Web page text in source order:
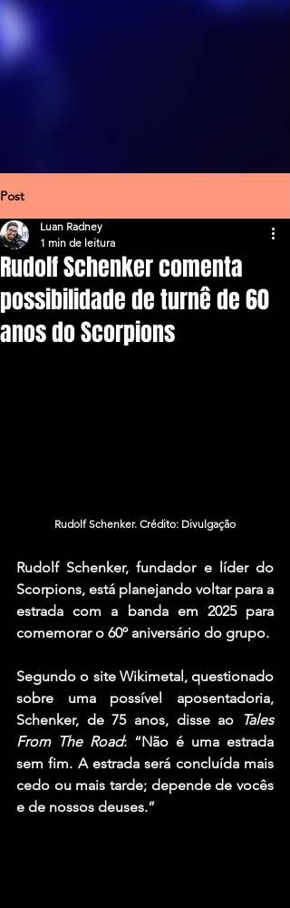
Post
Rudolf Schenker comenta
possibilidade de turnê de 60
anos do Scorpions
Luan Radney
1 min de leitura
Rudolf Schenker. Crédito: Divulgação
Rudolf Schenker,
Scorpions, está planejando voltar para a
estrada com a banda em 2025 para
comemorar o 60º aniversário do grupo.
Segundo o site Wikimetal, questionado
sobre uma possível aposentadoria,
Schenker, de 75 anos, disse ao Tales
From The Road: “Não é uma estrada
sem fim. A estrada será concluída mais
cedo ou mais tarde; depende de vocês
e de nossos deuses.”